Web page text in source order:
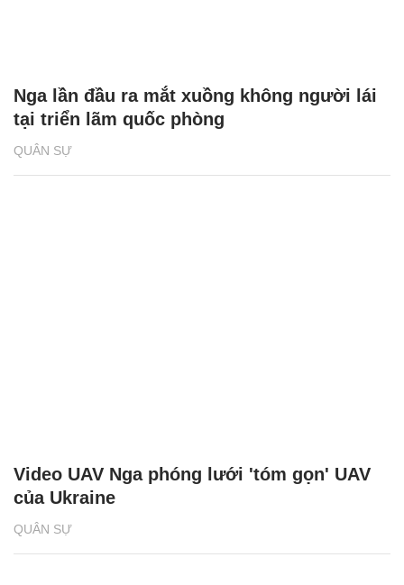
QUÂN SỰ
Nga lần đầu ra mắt xuồng không người lái
tại triển lãm quốc phòng
QUÂN SỰ
Video UAV Nga phóng lưới 'tóm gọn' UAV
của Ukraine